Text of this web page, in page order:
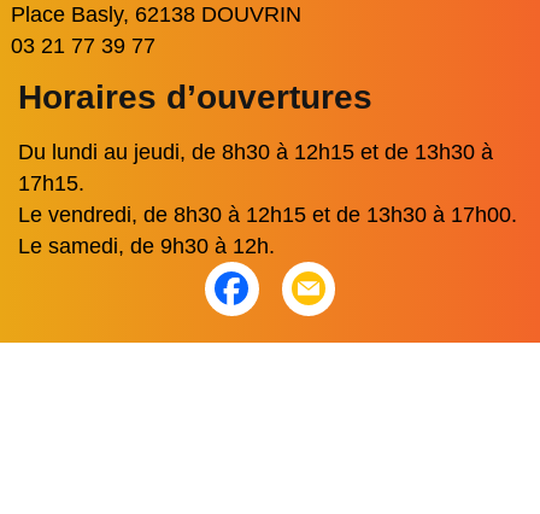
Place Basly, 62138 DOUVRIN
03 21 77 39 77
Horaires d’ouvertures
Du lundi au jeudi, de 8h30 à 12h15 et de 13h30 à
17h15.
Le vendredi, de 8h30 à 12h15 et de 13h30 à 17h00.
Le samedi, de 9h30 à 12h.